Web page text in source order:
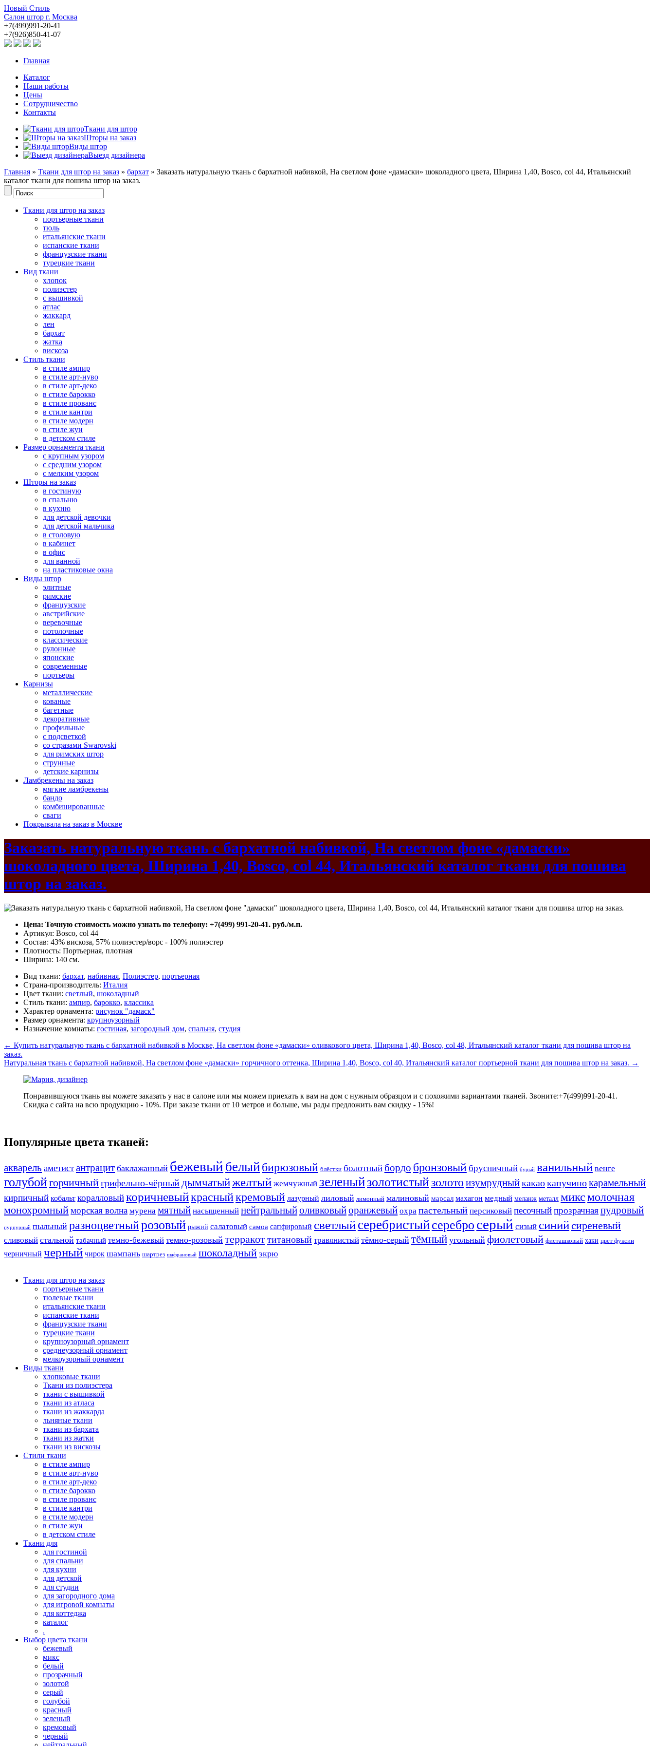
Новый Стиль
Салон штор г. Москва
+7(499)991-20-41
+7(926)850-41-07
Главная
Каталог
Наши работы
Цены
Сотрудничество
Контакты
Ткани для штор
Шторы на заказ
Виды штор
Выезд дизайнера
Главная » Ткани для штор на заказ » бархат » Заказать натуральную ткань с бархатной набивкой, На светлом фоне «дамаски» шоколадного цвета, Ширина 1,40, Bosco, col 44, Итальянский
каталог ткани для пошива штор на заказ.
Ткани для штор на заказ
портьерные ткани
тюль
итальянские ткани
испанские ткани
французские ткани
турецкие ткани
Вид ткани
хлопок
полиэстер
с вышивкой
атлас
жаккард
лен
бархат
жатка
вискоза
Стиль ткани
в стиле ампир
в стиле арт-нуво
в стиле арт-деко
в стиле барокко
в стиле прованс
в стиле кантри
в стиле модерн
в стиле жуи
в детском стиле
Размер орнамента ткани
с крупным узором
с средним узором
с мелким узором
Шторы на заказ
в гостиную
в спальню
в кухню
для детской девочки
для детской мальчика
в столовую
в кабинет
в офис
для ванной
на пластиковые окна
Виды штор
элитные
римские
французские
австрийские
веревочные
потолочные
классические
рулонные
японские
современные
портьеры
Карнизы
металлические
кованые
багетные
декоративные
профильные
с подсветкой
со стразами Swarovski
для римских штор
струнные
детские карнизы
Ламбрекены на заказ
мягкие ламбрекены
бандо
комбинированные
сваги
Покрывала на заказ в Москве
Заказать натуральную ткань с бархатной набивкой, На светлом фоне «дамаски»
шоколадного цвета, Ширина 1,40, Bosco, col 44, Итальянский каталог ткани для пошива
штор на заказ.
Цена: Точную стоимость можно узнать по телефону: +7(499) 991-20-41. руб./м.п.
Артикул: Bosco, col 44
Состав: 43% вискоза, 57% полиэстер/ворс - 100% полиэстер
Плотность: Портьерная, плотная
Ширина: 140 см.
Вид ткани: бархат, набивная, Полиэстер, портьерная
Страна-производитель: Италия
Цвет ткани: светлый, шоколадный
Стиль ткани: ампир, барокко, классика
Характер орнамента: рисунок "дамаск"
Размер орнамента: крупноузорный
Назначение комнаты: гостиная, загородный дом, спальня, студия
← Купить натуральную ткань с бархатной набивкой в Москве, На светлом фоне «дамаски» оливкового цвета, Ширина 1,40, Bosco, col 48, Итальянский каталог ткани для пошива штор на
заказ.
Натуральная ткань с бархатной набивкой, На светлом фоне «дамаски» горчичного оттенка, Ширина 1,40, Bosco, col 40, Итальянский каталог портьерной ткани для пошива штор на заказ. →
Понравившуюся ткань вы можете заказать у нас в салоне или мы можем приехать к вам на дом с нужным образцом и с похожими вариантами тканей. Звоните:+7(499)991-20-41.
Скидка с сайта на всю продукцию - 10%. При заказе ткани от 10 метров и больше, мы рады предложить вам скидку - 15%!
Популярные цвета тканей:
акварель аметистантрацит баклажанный бежевый белыйбирюзовый блёстки болотный бордо бронзовыйбрусничный бурый ванильный венге
голубойгорчичныйгрифельно-чёрный дымчатыйжелтый жемчужный зеленыйзолотистыйзолото изумрудныйкакаокапучинокарамельный
кирпичный кобальт коралловыйкоричневыйкрасныйкремовый лазурный лиловый лимонный малиновый марсал махагон медный меланж металл миксмолочная
монохромныйморская волна мурена мятный насыщенный нейтральныйоливковыйоранжевый охра пастельный персиковый песочныйпрозрачнаяпудровый
пурпурный пыльный разноцветныйрозовый рыжий салатовый самоа сапфировый светлыйсеребристыйсеребро серый сизый синийсиреневый
сливовый стальной табачный темно-бежевый темно-розовый терракоттитановый травянистый тёмно-серый тёмный угольный фиолетовый фисташковый хаки цвет фуксии
черничный черный чирок шампань шартрез шафрановый шоколадный экрю
Ткани для штор на заказ
портьерные ткани
тюлевые ткани
итальянские ткани
испанские ткани
французские ткани
турецкие ткани
крупноузорный орнамент
среднеузорный орнамент
мелкоузорный орнамент
Виды ткани
хлопковые ткани
Ткани из полиэстера
ткани с вышивкой
ткани из атласа
ткани из жаккарда
льняные ткани
ткани из бархата
ткани из жатки
ткани из вискозы
Стили ткани
в стиле ампир
в стиле арт-нуво
в стиле арт-деко
в стиле барокко
в стиле прованс
в стиле кантри
в стиле модерн
в стиле жуи
в детском стиле
Ткани для
для гостиной
для спальни
для кухни
для детской
для студии
для загородного дома
для игровой комнаты
для коттеджа
каталог
.
Выбор цвета ткани
бежевый
микс
белый
прозрачный
золотой
серый
голубой
красный
зеленый
кремовый
черный